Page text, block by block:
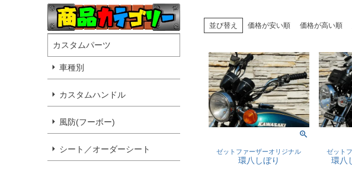
カスタムパーツ
車種別
カスタムハンドル
風防(フーボー)
シート／オーダーシート
並び替え 価格が安い順 価格が高い順
ゼットファーザーオリジナル
環八しぼり
ゼット
環八